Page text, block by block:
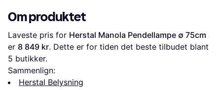
Om produktet
Laveste pris for Herstal Manola Pendellampe ∅ 75cm
er 8 849 kr
5 butikker.
Sammenlign:
Herstal Belysning